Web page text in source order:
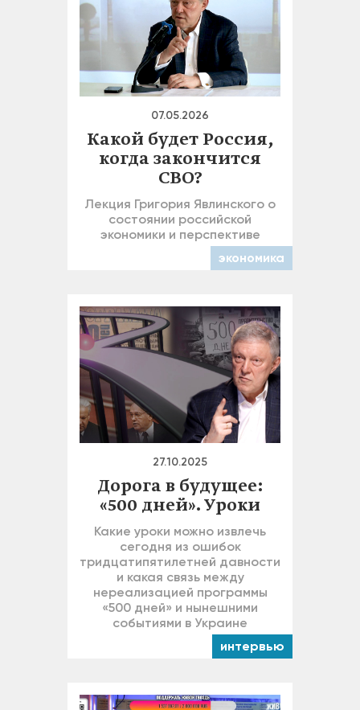
07.05.2026
Какой будет Россия,
когда закончится
СВО?
Лекция Григория Явлинского о
состоянии российской
экономики и перспективе
экономика
27.10.2025
Дорога в будущее:
«500 дней». Уроки
Какие уроки можно извлечь
сегодня из ошибок
тридцатипятилетней давности
и какая связь между
нереализацией программы
«500 дней» и нынешними
событиями в Украине
интервью